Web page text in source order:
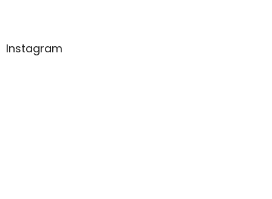
Instagram